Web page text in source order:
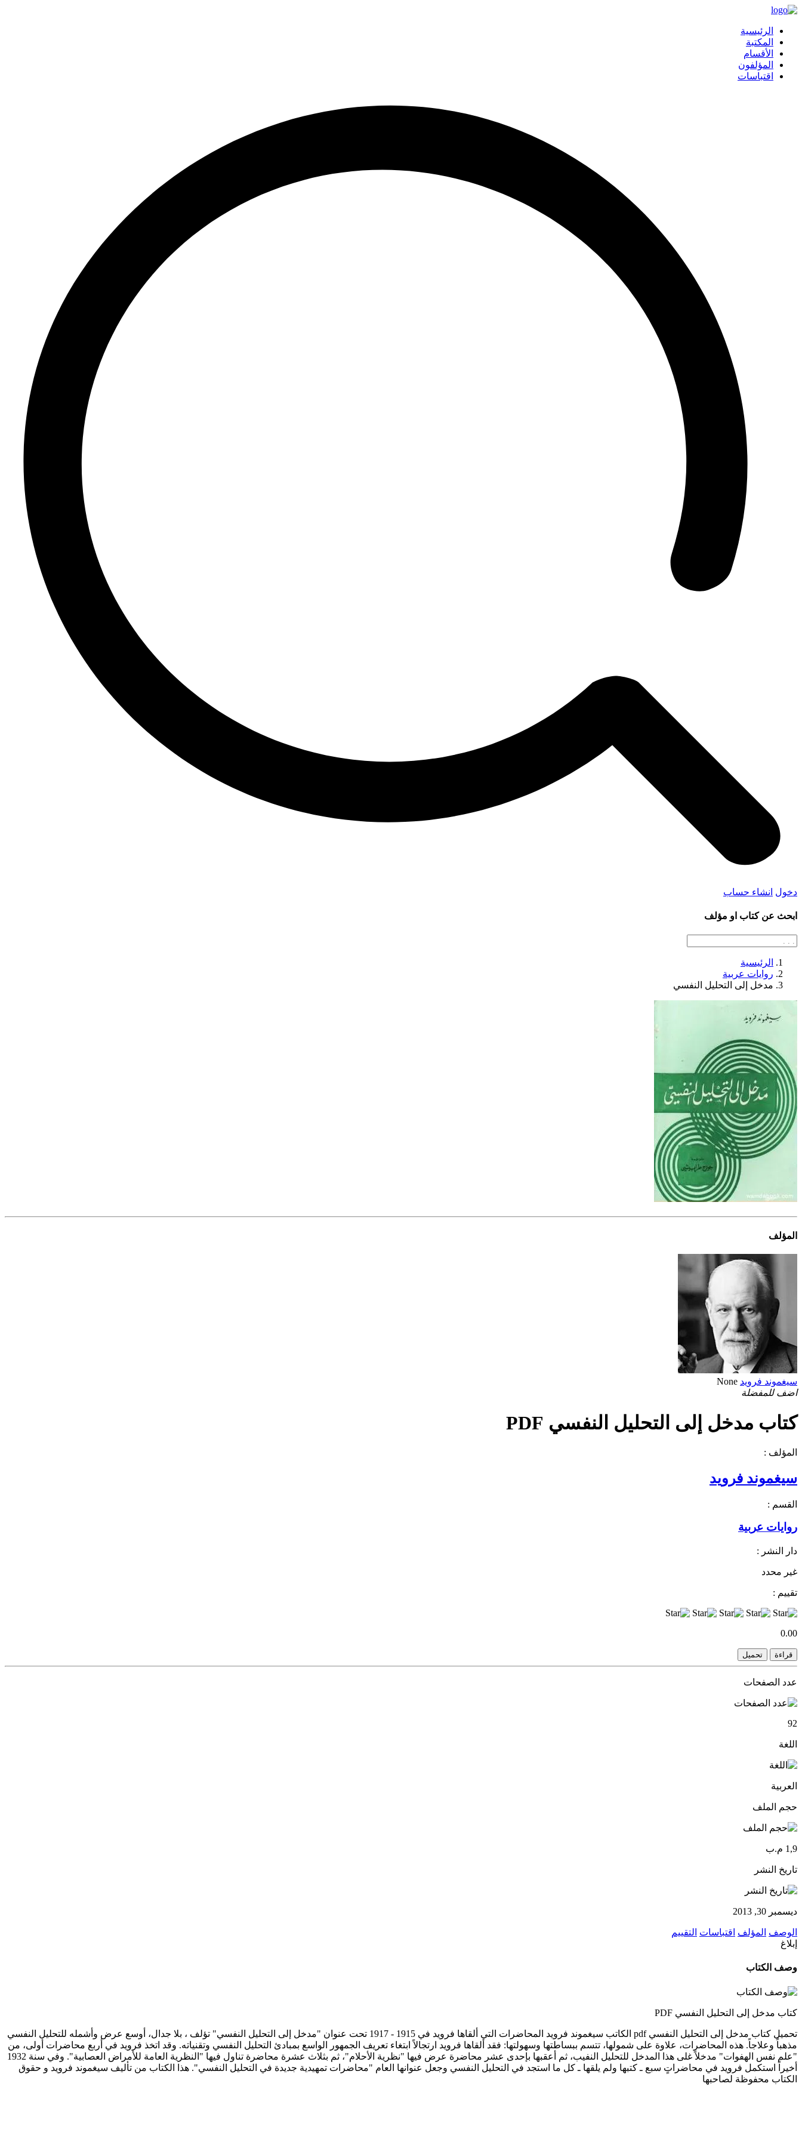
الرئيسية
المكتبة
الأقسام
المؤلفون
اقتباسات
دخول انشاء حساب
ابحث عن كتاب او مؤلف
الرئيسية
روايات عربية
مدخل إلى التحليل النفسي
المؤلف
سيغموند فرويد None
اضف للمفضلة
كتاب مدخل إلى التحليل النفسي PDF
المؤلف :
سيغموند فرويد
القسم :
روايات عربية
دار النشر :
غير محدد
تقييم :
0.00
قراءة تحميل
عدد الصفحات
92
اللغة
العربية
حجم الملف
1,9 م.ب
تاريخ النشر
ديسمبر 30, 2013
الوصف المؤلف اقتباسات التقييم
إبلاغ
وصف الكتاب
كتاب مدخل إلى التحليل النفسي PDF
تحميل كتاب مدخل إلى التحليل النفسي pdf الكاتب سيغموند فرويد المحاضرات التي ألقاها فرويد في 1915 - 1917 تحت عنوان "مدخل إلى التحليل النفسي" تؤلف ، بلا جدال، أوسع عرض وأشمله للتحليل النفسي
مذهباً وعلاجاً. هذه المحاضرات، علاوة على شمولها، تتسم ببساطتها وسهولتها: فقد ألقاها فرويد ارتجالاً ابتغاء تعريف الجمهور الواسع بمبادئ التحليل النفسي وتقنياته. وقد اتخذ فرويد في أربع محاضرات أولى، من
"علم نفس الهفوات" مدخلاً غلى هذا المدخل للتحليل النفيب، ثم أعقبها بإحدى عشر محاضرة عرض فيها "نظرية الأحلام"، ثم بثلاث عشرة محاضرة تناول فيها "النظرية العامة للأمراض العصابية". وفي سنة 1932
أخيراً استكمل فرويد في محاضراتٍ سبع ـ كتبها ولم يلقها ـ كل ما استجد في التحليل النفسي وجعل عنوانها العام "محاضرات تمهيدية جديدة في التحليل النفسي". هذا الكتاب من تأليف سيغموند فرويد و حقوق
الكتاب محفوظة لصاحبها